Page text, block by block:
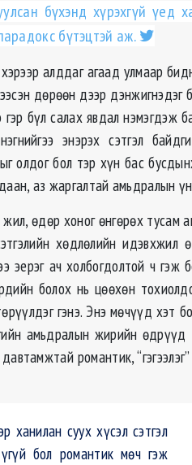
бүхэнд хүрэхгүй үед
бүтэцтэй аж.
алддаг агаад улмаар
дөрөөн дээр дэнжигнэдэг
бүл салах явдал нэмэгдэж
энэрэх сэтгэл
олдог бол тэр хүн бас
аз жаргалтай амьдралын
өдөр хоног өнгөрөх тусам
хөдлөлийн идэвхжил
эерэг ач холбогдолтой ч гэж
болох нь цөөхөн
гэнэ. Энэ мөчүүд хэт
амьдралын жирийн өдрүүд
романтик,
ханилан суух хүсэл сэтгэл
бол романтик мөч гэж